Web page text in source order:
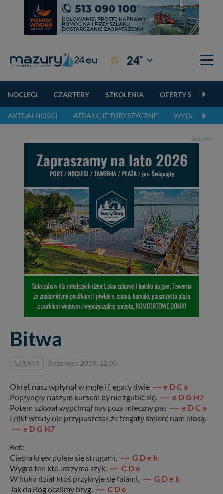
24° Giżycko
NOCLEGI CZARTERY SZKOLENIA OFERTY
AKTUALNOŚCI ATRAKCJE TURYSTYCZNE WYDARZENIA
REKLAMA
Bitwa
SZANTY 3 czerwca 2019, 12:00
Okręt nasz wpłynął w mgłę i fregaty dwie ~~ e D C a
Popłynęły naszym kursem by nie zgubić się. ~~ e D G H7
Potem szkwał wypchnął nas poza mleczny pas ~~ e D C a
I nikt wtedy nie przypuszczał, że fregaty śmierć nam niosą.
~~ e D G H7
Ref.:
Ciepła krew poleje się strugami, ~~ G D e h
Wygra ten kto utrzyma szyk. ~~ C D e
W huku dział ktoś przykryje się falami, ~~ G D e h
Jak da Bóg ocalimy bryg. ~~ C D e